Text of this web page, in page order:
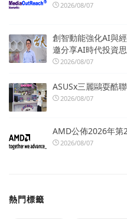
2026/08/07
創智動能強化AI與
邀分享AI時代投資
2026/08/07
ASUSx三麗鷗耍酷
2026/08/07
AMD公佈2026年第
2026/08/07
熱門標籤